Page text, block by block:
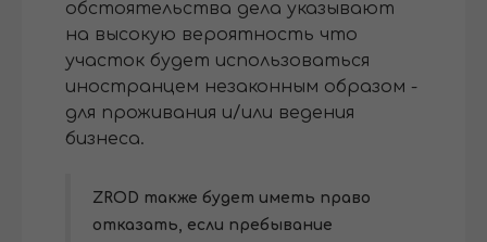
обстоятельства дела указывают
на высокую вероятность что
участок будет использоваться
иностранцем незаконным образом -
для проживания и/или ведения
бизнеса.
ZROD также будет иметь право
отказать, если пребывание